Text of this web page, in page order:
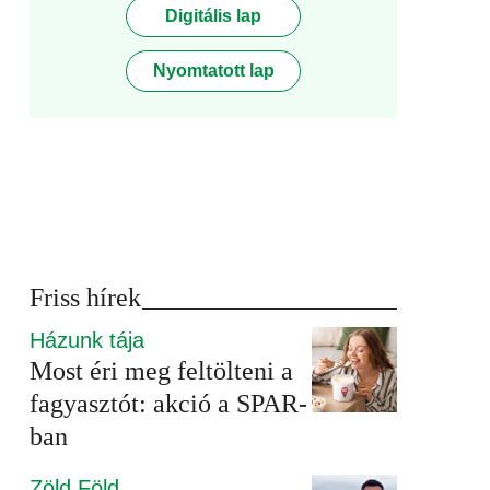
Digitális lap
Nyomtatott lap
Friss hírek
Házunk tája
Most éri meg feltölteni a
fagyasztót: akció a SPAR-
ban